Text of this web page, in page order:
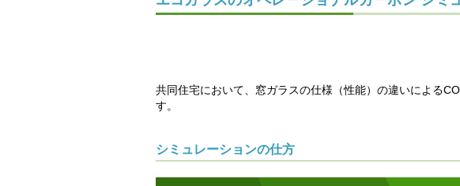
共同住宅において、窓ガラスの仕様（性能）の違いによるCO
す。
シミュレーションの仕方